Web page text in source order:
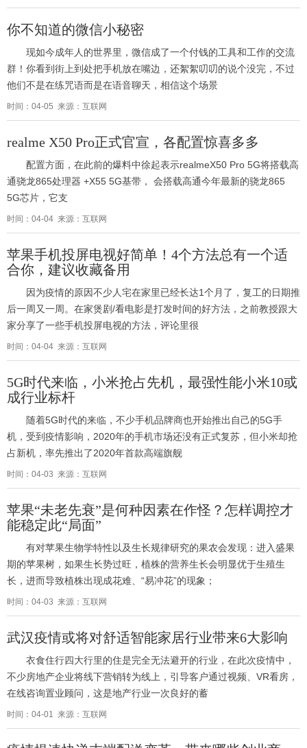
你不知道的微信小秘密
现如今成年人的世界里，微信成了一个付钱的工具和工作的交流
群！你看到街上到处把手机放在嘴边，还絮絮叨叨的说个没完，不过
他们不是在练咒语而是在语音聊天，相信这个场景
时间：04-05 来源：互联网
realme X50 Pro正式官宣，各配置惊喜多多
配置方面，在此前的爆料中徐起表示realmeX50 Pro 5G将搭载高
通骁龙865处理器 +X55 5G基带， 会搭载高通今年最新的骁龙865
5G芯片，它支
时间：04-04 来源：互联网
苹果手机投屏电视好简单！4个方法总有一个适
合你，建议收藏备用
因为疫情的原因不少人宅在家里已经长达1个月了，复工的日期推
后一周又一周。在家煲剧/看电影是打发时间的好方法，之前教授跟大
家分享了一些手机投屏电视的方法，评论里很
时间：04-04 来源：互联网
5G时代来临，小米抢占先机，最强性能小米10或
成行业标杆
随着5G时代的来临，不少手机品牌商也开始推出自己的5G手
机，受到疫情影响，2020年的手机市场还没有正式复苏，但小米却抢
占新机，率先推出了2020年首款高端旗舰
时间：04-03 来源：互联网
苹果“未老先衰”是何种因素在作怪？怎样调控才
能稳定此“局面”
有对苹果生物学特性以及生长规律研究的果农会发现：进入盛果
期的苹果树，如果生长势过旺，植株的营养生长会明显优于生殖生
长，进而导致植株出现成花难、“易冲花”的现象；
时间：04-03 来源：互联网
武汉疫情或将对舒适智能家居行业带来6大影响
衣食住行四大行里的住是完全无法避开的行业，在此次疫情中，
不少房地产企业将线下营销转为线上，引导客户通过视频、VR看房，
在线咨询置业顾问，这是地产行业一次良好的蓄
时间：04-01 来源：互联网